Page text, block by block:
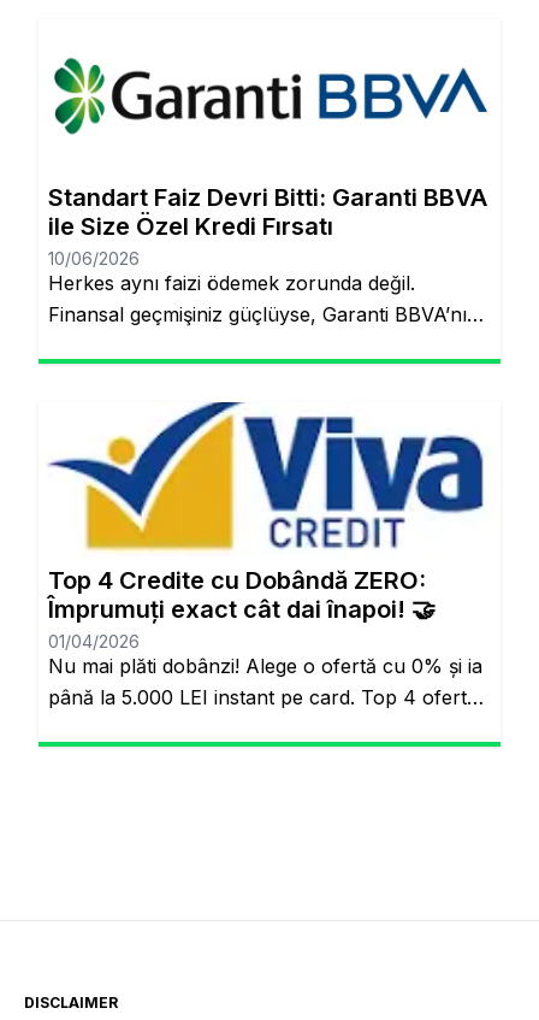
artık çok daha kolay! Şubeye gitmenize veya
tomarla evrak imzalamanıza gerek kalmadan,
Garanti BBVA’nın dijital müşteri olma
sağlayabilirsiniz. İşte pürüzsüz bir deneyim için
Standart Faiz Devri Bitti: Garanti BBVA
ile Size Özel Kredi Fırsatı
10/06/2026
Herkes aynı faizi ödemek zorunda değil.
Finansal geçmişiniz güçlüyse, Garanti BBVA’nın
Aynı sayfada kalacaksınız. Standart Kredi
Anlayışı Tarih Oluyor: Başkalarının Finansal
Riskini Neden Siz Üstlenesiniz? Yıllardır
bankacılık sektöründe adil olmayan bir durum
söz konusuydu: Borçlarını düzenli ödeyenlerle
sürekli aksatanlar aynı faiz yükünü
omuzluyordu. Ancak günümüzde teknoloji […]
Top 4 Credite cu Dobândă ZERO:
Împrumuți exact cât dai înapoi! 🤝
01/04/2026
Nu mai plăti dobânzi! Alege o ofertă cu 0% și ia
până la 5.000 LEI instant pe card. Top 4 oferte
DISCLAIMER